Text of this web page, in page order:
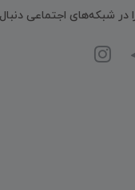
در شبکه‌های اجتماعی